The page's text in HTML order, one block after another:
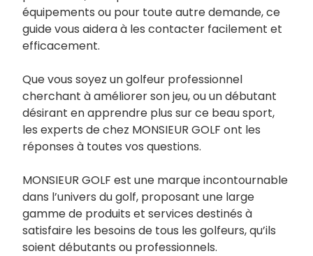
équipements ou pour toute autre demande, ce
guide vous aidera à les contacter facilement et
efficacement.
Que vous soyez un golfeur professionnel
cherchant à améliorer son jeu, ou un débutant
désirant en apprendre plus sur ce beau sport,
les experts de chez MONSIEUR GOLF ont les
réponses à toutes vos questions.
MONSIEUR GOLF est une marque incontournable
dans l’univers du golf, proposant une large
gamme de produits et services destinés à
satisfaire les besoins de tous les golfeurs, qu’ils
soient débutants ou professionnels.